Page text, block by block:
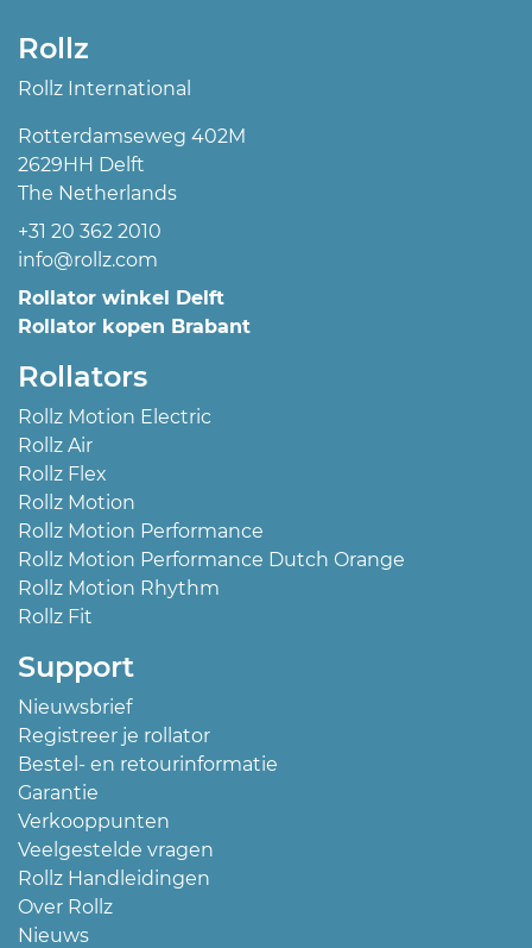
Rollz
Rollz International
Rotterdamseweg 402M
2629HH Delft
The Netherlands
+31 20 362 2010
info@rollz.com
Rollator winkel Delft
Rollator kopen Brabant
Rollators
Rollz Motion Electric
Rollz Air
Rollz Flex
Rollz Motion
Rollz Motion Performance
Rollz Motion Performance Dutch Orange
Rollz Motion Rhythm
Rollz Fit
Support
Nieuwsbrief
Registreer je rollator
Bestel- en retourinformatie
Garantie
Verkooppunten
Veelgestelde vragen
Rollz Handleidingen
Over Rollz
Nieuws